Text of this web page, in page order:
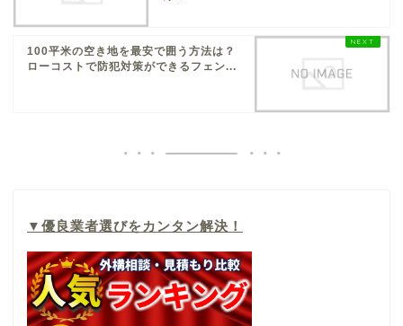
100平米の空き地を最安で囲う方法は？
ローコストで防犯対策ができるフェン...
▼ 優良業者選びをカンタン解決！